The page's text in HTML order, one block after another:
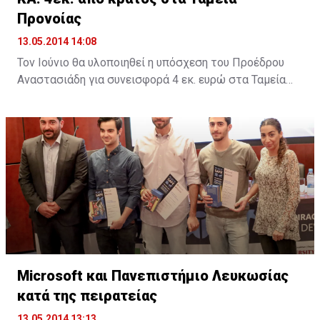
Προνοίας
13.05.2014 14:08
Τον Ιούνιο θα υλοποιηθεί η υπόσχεση του Προέδρου
Αναστασιάδη για συνεισφορά 4 εκ. ευρώ στα Ταμεία
Κυπριακές Αερογραμμές, σύμφωνα με την δέσμευση
που έδωσε ο Πρόεδρος σε συνάντησή του με την
Εκτελεστική Επιτροπή της ΣΕΚ.
Σε δηλώσεις του μετά τη συνάντηση στο Προεδρικό, ο
Γενικός Γραμματέας της ΣΕΚ Νίκος Μωϋσέως ανέφερε
ότι «έχουμε καταθέσει σημαντικά θέματα που
αφορούν τους εργαζόμενους σήμερα, όπως είναι οι
απόψεις μας για την αντιμετώπιση της ανεργίας, το
θέμα του ΓεΣΥ, τα προβλήματα των ταμείων προνοίας,
το θέμα της προστασίας της κύριας κατοικίας, το
ελάχιστο εγγυημένο εισόδημα».
Microsoft και Πανεπιστήμιο Λευκωσίας
κατά της πειρατείας